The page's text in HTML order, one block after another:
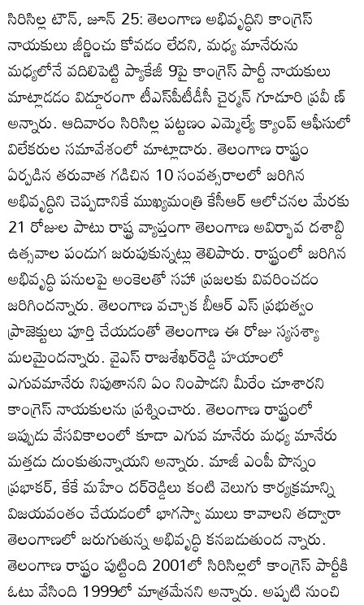
సిరిసిల్ల టౌన్‌, జూన్‌ 25: తెలంగాణ అభివృద్ధిని కాంగ్రెస్‌
నాయకులు జీర్ణించు కోవడం లేదని, మధ్య మానేరును
మధ్యలోనే వదిలిపెట్టి ప్యాకేజీ 9పై కాంగ్రెస్‌ పార్టీ నాయకులు
మాట్లాడడం విడ్డూరంగా టీఎస్‌పీటీడీసీ చైర్మన్‌ గూడూరి ప్రవీ ణ్‌
అన్నారు. ఆదివారం సిరిసిల్ల పట్టణం ఎమ్మెల్యే క్యాంప్‌ ఆఫీసులో
విలేకరుల సమావేశంలో మాట్లాడారు. తెలంగాణ రాష్ట్రం
ఏర్పడిన తరువాత గడిచిన 10 సంవత్సరాలలో జరిగిన
అభివృద్ధిని చెప్పడానికే ముఖ్యమంత్రి కేసీఆర్‌ ఆలోచనల మేరకు
21 రోజుల పాటు రాష్ట్ర వ్యాప్తంగా తెలంగాణ అవిర్భావ దశాబ్ది
ఉత్సవాల పండుగ జరుపుకున్నట్లు తెలిపారు. రాష్ట్రంలో జరిగిన
అభివృద్ధి పనులపై అంకెలతో సహా ప్రజలకు వివరించడం
జరిగిందన్నారు. తెలంగాణ వచ్చాక బీఆర్‌ ఎస్‌ ప్రభుత్వం
ప్రాజెక్టులు పూర్తి చేయడంతో తెలంగాణ ఈ రోజు స్యసశ్యా
మలమైందన్నారు. వైఎస్‌ రాజశేఖర్‌రెడ్డి హయాంలో
ఎగువమానేరు నిపుతానని ఏం నింపాడని మీరేం చూశారని
కాంగ్రెస్‌ నాయకులను ప్రశ్నించారు. తెలంగాణ రాష్ట్రంలో
ఇప్పుడు వేసవికాలంలో కూడా ఎగువ మానేరు మధ్య మానేరు
మత్తడు దుంకుతున్నాయని అన్నారు. మాజీ ఎంపీ పొన్నం
ప్రభాకర్‌, కేకే మహేం దర్‌రెడ్డిలు కంటి వెలుగు కార్యక్రమాన్ని
విజయవంతం చేయడంలో భాగస్వా ములు కావాలని తద్వారా
తెలంగాణలో జరుగుతున్న అభివృద్ధి కనబడుతుంద న్నారు.
తెలంగాణ రాష్ట్రం పుట్టింది 2001లో సిరిసిల్లలో కాంగ్రెస్‌ పార్టీకి
ఓటు వేసింది 1999లో మాత్రమేనని అన్నారు. అప్పటి నుంచి